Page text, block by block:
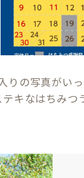
りの写真がいっ
テキなはちみ